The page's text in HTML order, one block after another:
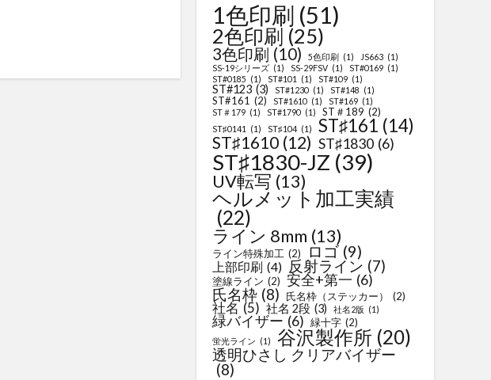
1色印刷 (51)
2色印刷 (25)
3色印刷 (10) 5色印刷 (1) JS663 (1)
SS-19シリーズ (1) SS-29FSV (1) ST#0169 (1)
ST#0185 (1) ST#101 (1) ST#109 (1)
ST#123 (3) ST#1230 (1) ST#148 (1)
ST#161 (2) ST#1610 (1) ST#169 (1)
ST＃179 (1) ST#1790 (1) ST＃189 (2)
ST♯0141 (1) ST♯104 (1) ST♯161 (14)
ST♯1610 (12) ST♯1830 (6)
ST♯1830-JZ (39)
UV転写 (13)
ヘルメット加工実績
(22)
ライン 8mm (13)
ライン特殊加工 (2) ロゴ (9)
上部印刷 (4) 反射ライン (7)
塗線ライン (2) 安全+第一 (6)
氏名枠 (8) 氏名枠（ステッカー） (2)
社名 (5) 社名 2段 (3) 社名2版 (1)
緑バイザー (6) 緑十字 (2)
蛍光ライン (1) 谷沢製作所 (20)
透明ひさし クリアバイザー
(8)